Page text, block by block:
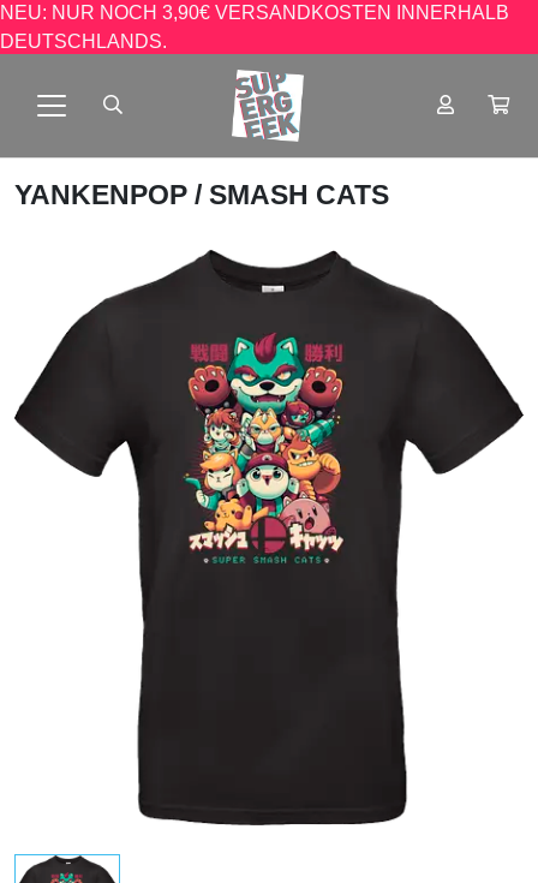
NEU: NUR NOCH 3,90€ VERSANDKOSTEN INNERHALB
DEUTSCHLANDS.
YANKENPOP / SMASH CATS